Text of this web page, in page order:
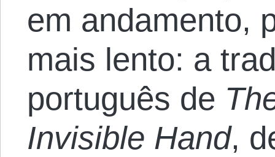
em andamento,
mais lento: a
português de
Invisible Hand,